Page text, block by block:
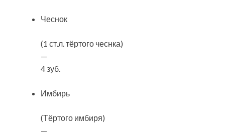
Чеснок
(1 ст.л. тёртого чеснка)
—
4 зуб.
Имбирь
(Тёртого имбиря)
—